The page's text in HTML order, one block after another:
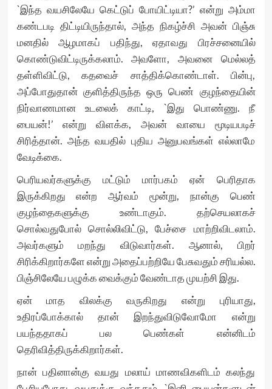
`இந்த வயசிலேயே கெட்டுப் போயிட்டியா?’ என்று அம்மா
கண்டபடி திட்டியிருந்தால், அந்த நிகழ்ச்சி அவன் பிஞ்சு
மனதில் ஆழமாகப் பதிந்து, ஏதாவது பிரச்சனையில்
கொண்டுவிட்டிருக்கலாம். அவளோ, அவனை மெல்லத்
தள்ளிவிட்டு, கதவைச் சாத்திக்கொண்டாள். பின்பு,
அப்போதுதான் குளித்திருந்த ஒரு பெண் குழந்தையின்
நிர்வாணமான உடலைக் காட்டி, `இது பொண்ணு. நீ
பையன்!’ என்று விளக்க, அவன் வாயை மூடியபடிச்
சிரித்தான். அந்த வயதில் புதிய அனுபவங்கள் எல்லாமே
வேடிக்கை.
பெரியவர்களுக்கு மட்டும் மார்பகம் ஏன் பெரிதாக
இருக்கிறது என்ற ஆர்வம் மூன்று, நான்கு பெண்
குழந்தைகளுக்கு உண்டாகும். தற்செயலாகச்
சொல்வதுபோல் சொல்லிவிட்டு, பேச்சை மாற்றிவிடலாம்.
அவர்களும் மறந்து விடுவார்கள். ஆனால், பிறர்
சிரிக்கிறார்களே என்று அதைப்பற்றியே பேசுவதும் சரியல்ல.
பிஞ்சிலேயே பழுக்க வைக்கும் வேண்டாத முயற்சி இது.
ஏன் மாத விலக்கு வருகிறது என்று புரியாது,
உதிரப்போக்கால் தான் இறந்துவிடுவோமோ என்று
பயந்ததாகப் பல பெண்கள் என்னிடம்
தெரிவித்திருக்கிறார்கள்.
நான் பதினான்கு வயது மலாய் மாணவிகளிடம் கலந்து